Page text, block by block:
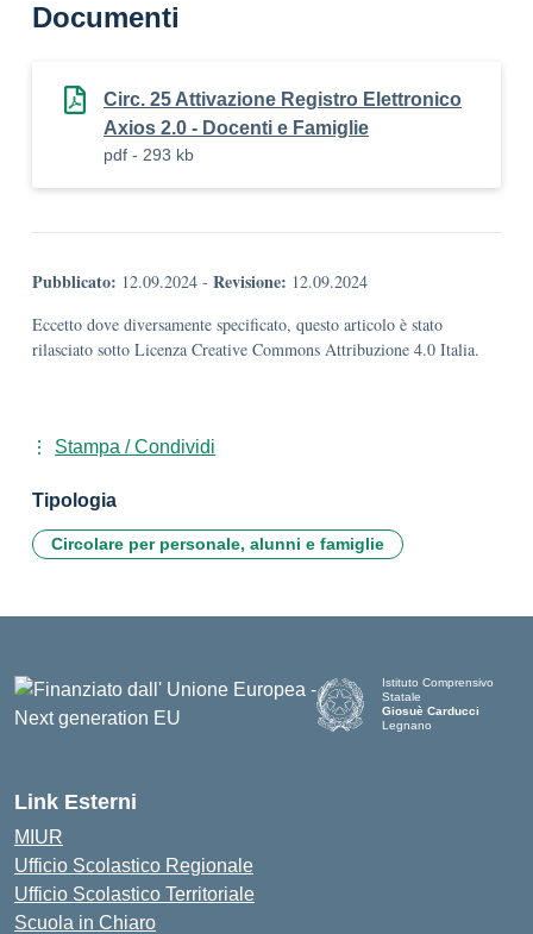
Documenti
Circ. 25 Attivazione Registro Elettronico
Axios 2.0 - Docenti e Famiglie
pdf - 293 kb
Pubblicato: 12.09.2024 - Revisione: 12.09.2024
Eccetto dove diversamente specificato, questo articolo è stato
rilasciato sotto Licenza Creative Commons Attribuzione 4.0 Italia.
Stampa / Condividi
Tipologia
Circolare per personale, alunni e famiglie
Istituto Comprensivo
Statale
Giosuè Carducci
Legnano
Link Esterni
MIUR
Ufficio Scolastico Regionale
Ufficio Scolastico Territoriale
Scuola in Chiaro